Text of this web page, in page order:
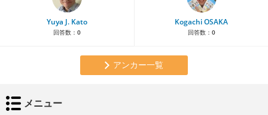
Yuya J. Kato
回答数： 0
Kogachi OSAKA
回答数： 0
アンカー一覧
メニュー